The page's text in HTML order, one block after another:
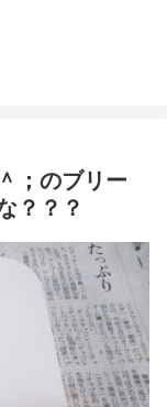
；のブリー
？？？